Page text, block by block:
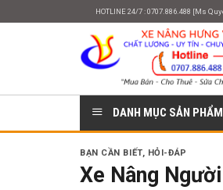
HOTLINE 24/7 : 0707.886.488 [Ms
DANH MỤC SẢN PHẨM
BẠN CẦN BIẾT, HỎI-ĐÁP
Xe Nâng